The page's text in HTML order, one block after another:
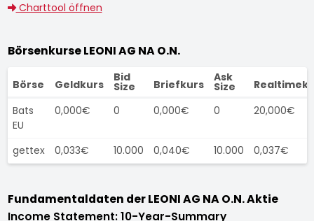
Charttool öffnen
Börsenkurse LEONI AG NA O.N.
Börse Geldkurs
Bid
Size Briefkurs
Ask
Size
Bats
EU
0,000€ 0 0,000€ 0 20,000€
gettex 0,033€ 10.000 0,040€ 10.000 0,037€
Fundamentaldaten der LEONI AG NA O.N. Aktie
Income Statement: 10-Year-Summary